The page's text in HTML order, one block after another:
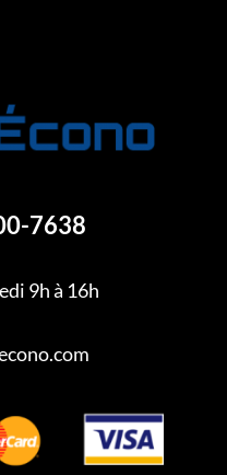
7638
9h à 16h